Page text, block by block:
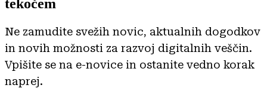
tekočem
Ne zamudite svežih novic, aktualnih dogodkov
in novih možnosti za razvoj digitalnih veščin.
Vpišite se na e-novice in ostanite vedno korak
naprej.